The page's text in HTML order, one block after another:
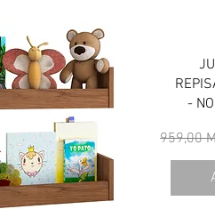
-
Precio
959,00